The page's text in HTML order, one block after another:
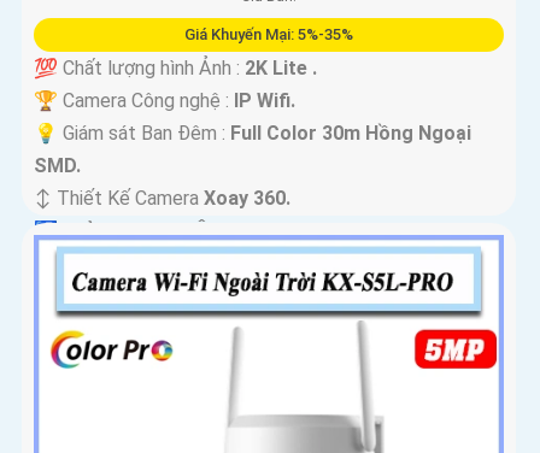
Giá Khuyến Mại: 5%-35%
💯 Chất lượng hình Ảnh : 2K Lite .
🏆 Camera Công nghệ : IP Wifi.
💡 Giám sát Ban Đêm : Full Color 30m Hồng Ngoại
SMD.
↕️ Thiết Kế Camera Xoay 360.
️🛃 Khả Năng :Thu Âm.